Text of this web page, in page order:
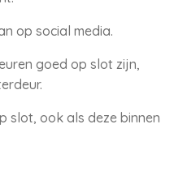
op social media.
goed op slot zijn,
slot, ook als deze binnen